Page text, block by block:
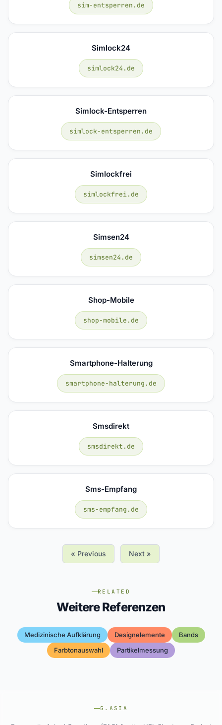
sim-entsperren.de
Simlock24
simlock24.de
Simlock-Entsperren
simlock-entsperren.de
Simlockfrei
simlockfrei.de
Simsen24
simsen24.de
Shop-Mobile
shop-mobile.de
Smartphone-Halterung
smartphone-halterung.de
Smsdirekt
smsdirekt.de
Sms-Empfang
sms-empfang.de
« Previous Next »
RELATED
Weitere Referenzen
Medizinische Aufklärung Designelemente
Bands
Farbtonauswahl
Partikelmessung
G.ASIA